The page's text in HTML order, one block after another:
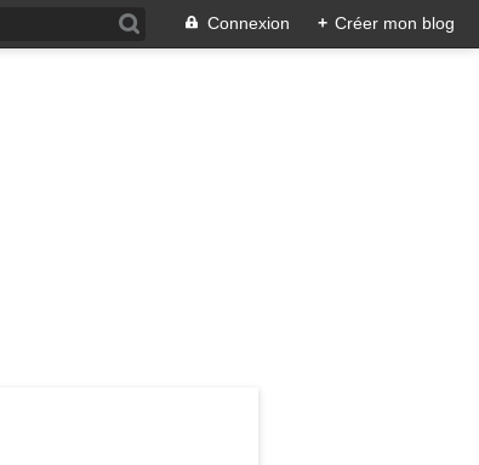
Connexion + Créer mon blog